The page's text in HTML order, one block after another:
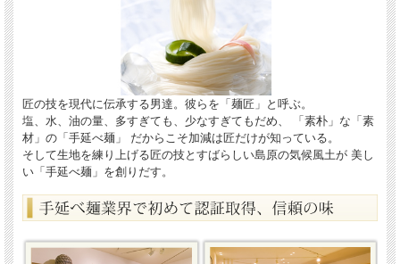
匠の技を現代に伝承する男達。彼らを「麺匠」と呼ぶ。
塩、水、油の量、多すぎても、少なすぎてもだめ、 「素朴」な「素
材」の「手延べ麺」 だからこそ加減は匠だけが知っている。
そして生地を練り上げる匠の技とすばらしい島原の気候風土が 美し
い「手延べ麺」を創りだす。